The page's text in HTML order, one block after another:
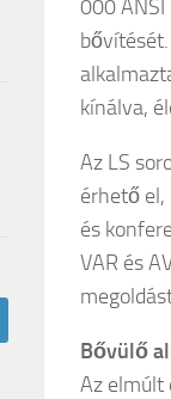
000 ANSI
kínálva,
Az LS
érhető
és
VAR és
Bővülő
Az elmúlt